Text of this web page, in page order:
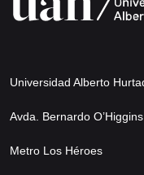
Universidad Alberto
Avda. Bernardo
Metro Los Héroes